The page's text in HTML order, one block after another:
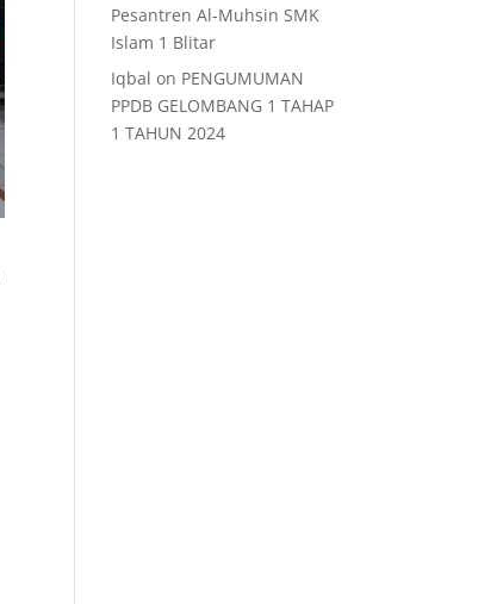
Pesantren Al-Muhsin SMK
Islam 1 Blitar
Iqbal on PENGUMUMAN
PPDB GELOMBANG 1 TAHAP
1 TAHUN 2024